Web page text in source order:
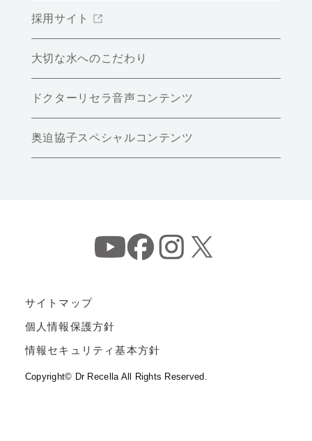
採用サイト
大切な水へのこだわり
ドクターリセラ音声コンテンツ
奥迫協子スペシャルコンテンツ
サイトマップ
個人情報保護方針
情報セキュリティ基本方針
Copyright© Dr Recella All Rights Reserved.